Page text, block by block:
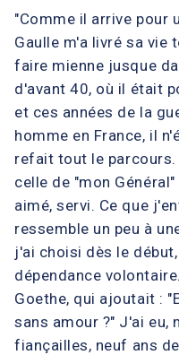
"Comme il arrive pour
Gaulle m'a livré sa vie
faire mienne jusque
d'avant 40, où il était
et ces années de la
homme en France, il
refait tout le
celle de "mon
aimé, servi. Ce que
ressemble un peu à
j'ai choisi dès le
dépendance
Goethe, qui ajoutait :
sans amour ?" J'ai eu,
fiançailles, neuf ans